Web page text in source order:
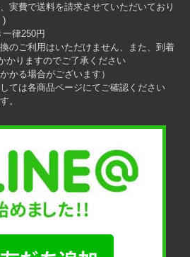
実費で送料を請求させていただいており
)
一律250円
のご利用はいただけません、また、到着
かりますのでご了承ください
かる場合がございます）
ては各商品ページにてご確認ください
。